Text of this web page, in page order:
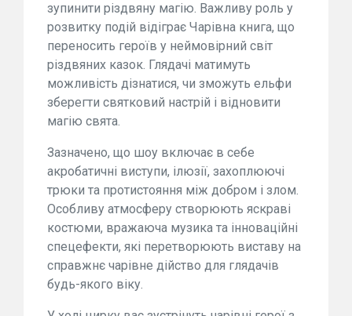
зупинити різдвяну магію. Важливу роль у
розвитку подій відіграє Чарівна книга, що
переносить героїв у неймовірний світ
різдвяних казок. Глядачі матимуть
можливість дізнатися, чи зможуть ельфи
зберегти святковий настрій і відновити
магію свята.
Зазначено, що шоу включає в себе
акробатичні виступи, ілюзії, захоплюючі
трюки та протистояння між добром і злом.
Особливу атмосферу створюють яскраві
костюми, вражаюча музика та інноваційні
спецефекти, які перетворюють виставу на
справжнє чарівне дійство для глядачів
будь-якого віку.